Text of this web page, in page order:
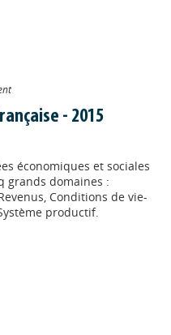
- 2015
économiques et sociales
grands domaines :
Conditions de vie-
productif.